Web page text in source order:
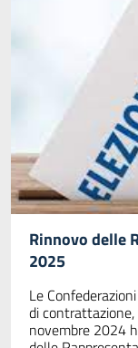
Rinnovo delle
2025
Le
di
novembre 2024